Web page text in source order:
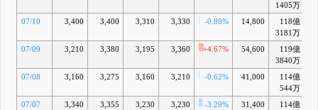
資料
15:45 中期
定に関する
5月 15, 2026
I
17:15 業績
および配当
1405万
07/10 3,400 3,400 3,310 3,330 -0.89% 14,800
118億
3181万
07/09 3,210 3,380 3,195 3,360 +4.67% 54,600
119億
3840万
07/08 3,160 3,275 3,160 3,210 -0.62% 41,000
114億
544万
07/07
3,340 3,355 3,230 3,230 -3.29% 31,400
114億